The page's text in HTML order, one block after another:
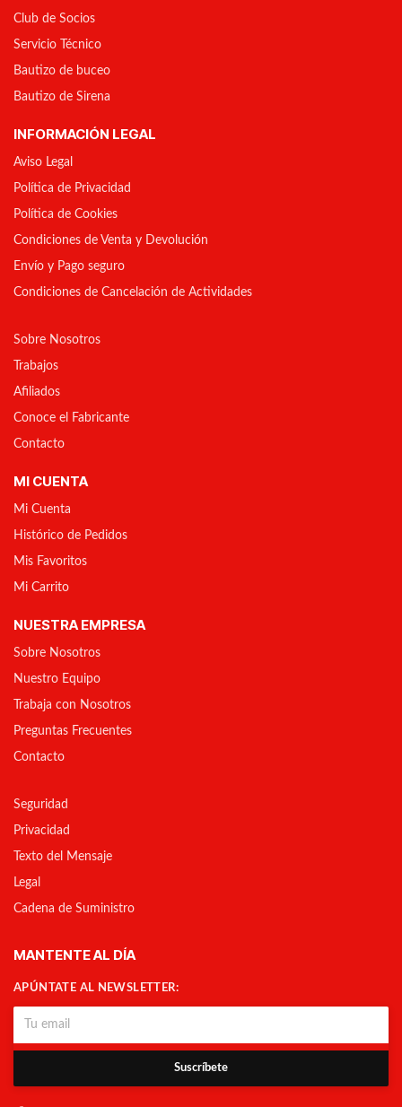
Club de Socios
Servicio Técnico
Bautizo de buceo
Bautizo de Sirena
INFORMACIÓN LEGAL
Aviso Legal
Política de Privacidad
Política de Cookies
Condiciones de Venta y Devolución
Envío y Pago seguro
Condiciones de Cancelación de Actividades
Sobre Nosotros
Trabajos
Afiliados
Conoce el Fabricante
Contacto
MI CUENTA
Mi Cuenta
Histórico de Pedidos
Mis Favoritos
Mi Carrito
NUESTRA EMPRESA
Sobre Nosotros
Nuestro Equipo
Trabaja con Nosotros
Preguntas Frecuentes
Contacto
Seguridad
Privacidad
Texto del Mensaje
Legal
Cadena de Suministro
MANTENTE AL DÍA
APÚNTATE AL NEWSLETTER:
Suscríbete